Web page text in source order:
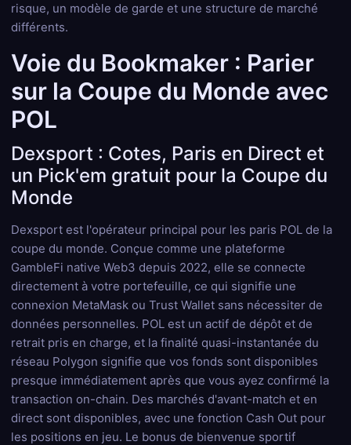
risque, un modèle de garde et une structure de marché
différents.
Voie du Bookmaker : Parier
sur la Coupe du Monde avec
POL
Dexsport : Cotes, Paris en Direct et
un Pick'em gratuit pour la Coupe du
Monde
Dexsport est l'opérateur principal pour les paris POL de la
coupe du monde. Conçue comme une plateforme
GambleFi native Web3 depuis 2022, elle se connecte
directement à votre portefeuille, ce qui signifie une
connexion MetaMask ou Trust Wallet sans nécessiter de
données personnelles. POL est un actif de dépôt et de
retrait pris en charge, et la finalité quasi-instantanée du
réseau Polygon signifie que vos fonds sont disponibles
presque immédiatement après que vous ayez confirmé la
transaction on-chain. Des marchés d'avant-match et en
direct sont disponibles, avec une fonction Cash Out pour
les positions en jeu. Le bonus de bienvenue sportif